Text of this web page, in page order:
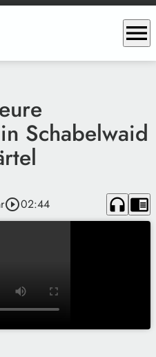
menu
Schabelwaid
play_circle_outline02:44 headphones chrome_reader_mode